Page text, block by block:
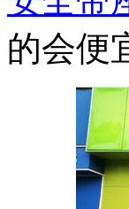
的会便